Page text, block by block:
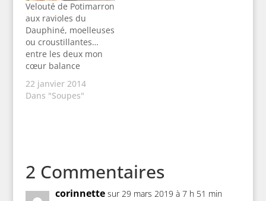
Velouté de Potimarron
aux ravioles du
Dauphiné, moelleuses
ou croustillantes…
entre les deux mon
cœur balance
22 janvier 2014
Dans "Soupes"
2 Commentaires
corinnette sur 29 mars 2019 à 7 h 51 min